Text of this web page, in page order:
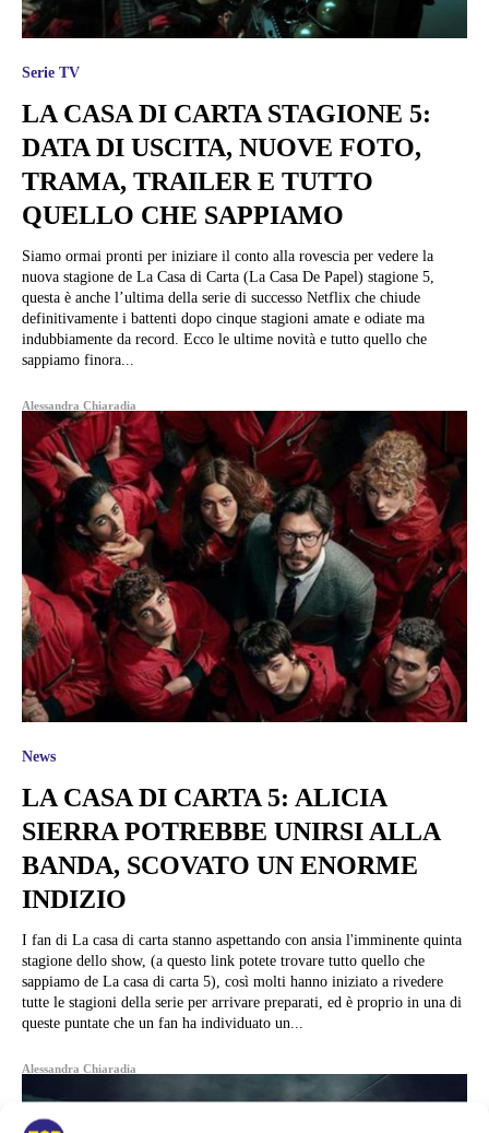
Serie TV
LA CASA DI CARTA STAGIONE 5:
DATA DI USCITA, NUOVE FOTO,
TRAMA, TRAILER E TUTTO
QUELLO CHE SAPPIAMO
Siamo ormai pronti per iniziare il conto alla rovescia per vedere la
nuova stagione de La Casa di Carta (La Casa De Papel) stagione 5,
questa è anche l’ultima della serie di successo Netflix che chiude
definitivamente i battenti dopo cinque stagioni amate e odiate ma
indubbiamente da record. Ecco le ultime novità e tutto quello che
sappiamo finora...
Alessandra Chiaradia
News
LA CASA DI CARTA 5: ALICIA
SIERRA POTREBBE UNIRSI ALLA
BANDA, SCOVATO UN ENORME
INDIZIO
I fan di La casa di carta stanno aspettando con ansia l'imminente quinta
stagione dello show, (a questo link potete trovare tutto quello che
sappiamo de La casa di carta 5), così molti hanno iniziato a rivedere
tutte le stagioni della serie per arrivare preparati, ed è proprio in una di
queste puntate che un fan ha individuato un...
Alessandra Chiaradia